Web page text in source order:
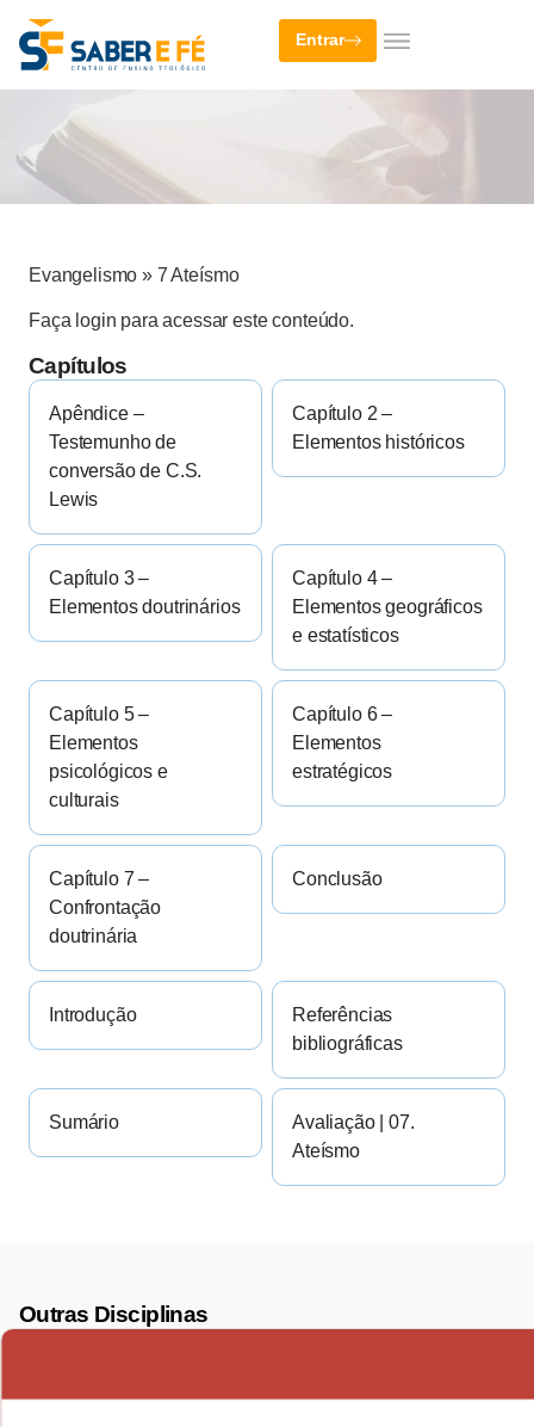
Entrar
Evangelismo » 7 Ateísmo
Faça login para acessar este conteúdo.
Capítulos
Apêndice –
Testemunho de
conversão de C.S.
Lewis
Capítulo 2 –
Elementos históricos
Capítulo 3 –
Elementos doutrinários
Capítulo 4 –
Elementos geográficos
e estatísticos
Capítulo 5 –
Elementos
psicológicos e
culturais
Capítulo 6 –
Elementos
estratégicos
Capítulo 7 –
Confrontação
doutrinária
Conclusão
Introdução
Referências
bibliográficas
Sumário
Avaliação | 07.
Ateísmo
Outras Disciplinas